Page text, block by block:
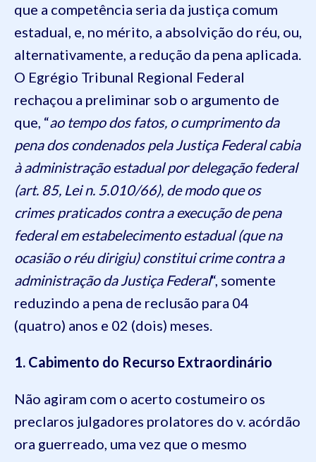
que a competência seria da justiça comum
estadual, e, no mérito, a absolvição do réu, ou,
alternativamente, a redução da pena aplicada.
O Egrégio Tribunal Regional Federal
rechaçou a preliminar sob o argumento de
que, “ao tempo dos fatos, o cumprimento da
pena dos condenados pela Justiça Federal cabia
à administração estadual por delegação federal
(art. 85, Lei n. 5.010/66), de modo que os
crimes praticados contra a execução de pena
federal em estabelecimento estadual (que na
ocasião o réu dirigiu) constitui crime contra a
administração da Justiça Federal“, somente
reduzindo a pena de reclusão para 04
(quatro) anos e 02 (dois) meses.
1. Cabimento do Recurso Extraordinário
Não agiram com o acerto costumeiro os
preclaros julgadores prolatores do v. acórdão
ora guerreado, uma vez que o mesmo